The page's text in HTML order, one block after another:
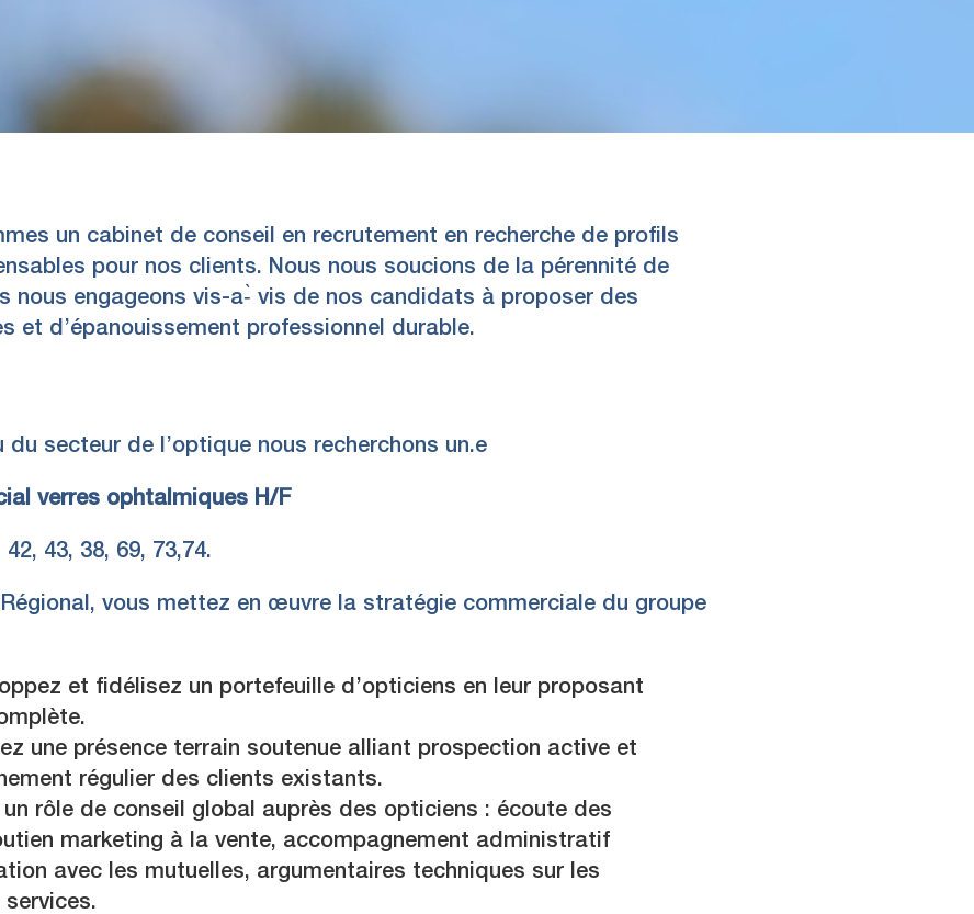
un cabinet de conseil en recrutement en recherche de profils
pour nos clients. Nous nous soucions de la pérennité de
nous engageons vis-a-̀ vis de nos candidats à proposer des
et d’épanouissement professionnel durable.
du secteur de l’optique nous recherchons un.e
verres ophtalmiques H/F
43, 38, 69, 73,74.
vous mettez en œuvre la stratégie commerciale du groupe
et fidélisez un portefeuille d’opticiens en leur proposant
une présence terrain soutenue alliant prospection active et
régulier des clients existants.
un rôle de conseil global auprès des opticiens : écoute des
marketing à la vente, accompagnement administratif
avec les mutuelles, argumentaires techniques sur les